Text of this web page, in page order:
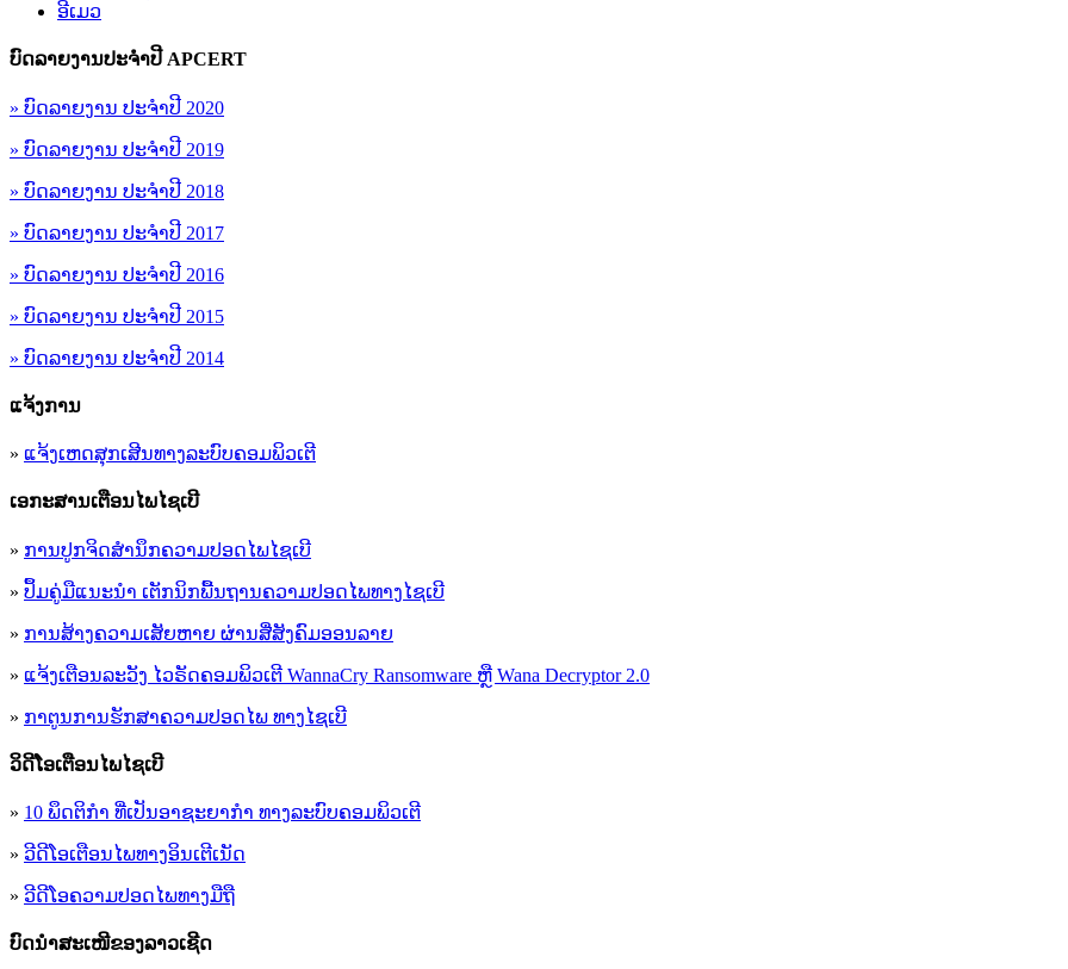
ອີເມວ
ບົດລາຍງານປະຈຳປີ APCERT
» ບົດລາຍງານ ປະຈຳປີ 2020
» ບົດລາຍງານ ປະຈຳປີ 2019
» ບົດລາຍງານ ປະຈຳປີ 2018
» ບົດລາຍງານ ປະຈຳປີ 2017
» ບົດລາຍງານ ປະຈຳປີ 2016
» ບົດລາຍງານ ປະຈຳປີ 2015
» ບົດລາຍງານ ປະຈຳປີ 2014
ແຈ້ງການ
» ແຈ້ງເຫດສຸກເສີນທາງລະບົບຄອມພິວເຕີ
ເອ​ກະ​ສານເຕືອນໄພໄຊເບີ
» ການປູກຈິດສໍານຶກຄວາມປອດໄພໄຊເບີ
» ປຶ້ມຄູ່ມືແນະນໍາ ເຕັກນິກພື້ນຖານຄວາມປອດໄພທາງໄຊເບີ
» ການສ້າງຄວາມເສັຍຫາຍ ຜ່ານສື່ສັງຄົມອອນລາຍ
» ແຈ້ງເຕືອນລະວັງ ໄວຣັດຄອມພິວເຕີ WannaCry Ransomware ຫຼື Wana Decryptor 2.0
» ກາຕູນການຮັກສາຄວາມປອດໄພ ທາງໄຊເບີ
ວິດີໂອເຕືອນໄພໄຊເບີ
» 10 ພຶດຕິກໍາ ທີ່ເປັນອາຊະຍາກໍາ ທາງລະບົບຄອມພິວເຕີ
» ວີດີໂອເຕືອນໄພທາງອິນເຕີເນັດ
» ວ​ີ​ດີ​ໂອ​ຄວາມ​ປອດ​ໄພ​ທາງ​ມື​ຖື
ບົດນຳສະເໜີຂອງລາວເຊີດ